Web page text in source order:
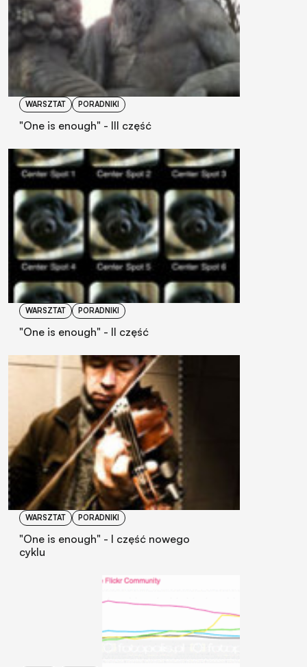
WARSZTAT PORADNIKI
"One is enough" - III część
WARSZTAT PORADNIKI
"One is enough" - II część
WARSZTAT PORADNIKI
"One is enough" - I część nowego
cyklu